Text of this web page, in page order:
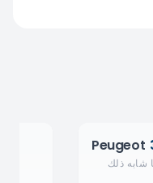
Peugeot
شابه ذلك